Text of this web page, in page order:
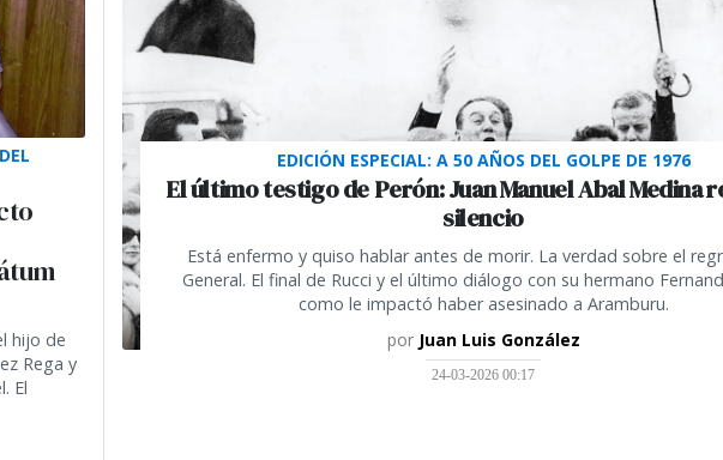
hijo de
Rega y
El
EDICIÓN ESPECIAL: A 50 AÑOS DEL GOLPE DE 1976
El último testigo de Perón: Juan Manuel Abal Medina
silencio
Está enfermo y quiso hablar antes de morir. La verdad sobre el
General. El final de Rucci y el último diálogo con su hermano
como le impactó haber asesinado a Aramburu.
por Juan Luis González
24-03-2026 00:17